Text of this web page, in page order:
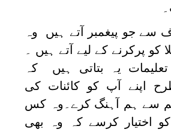
سے جو پیغمبر آتے ہیں وہ
پرکرنے کے لیے آتے ہیں ۔
یہ بتاتی ہیں کہ
اپنے آپ کو کائنات کی
سے ہم آہنگ کرے۔وہ کس
اختیار کرسے کہ وہ بھی